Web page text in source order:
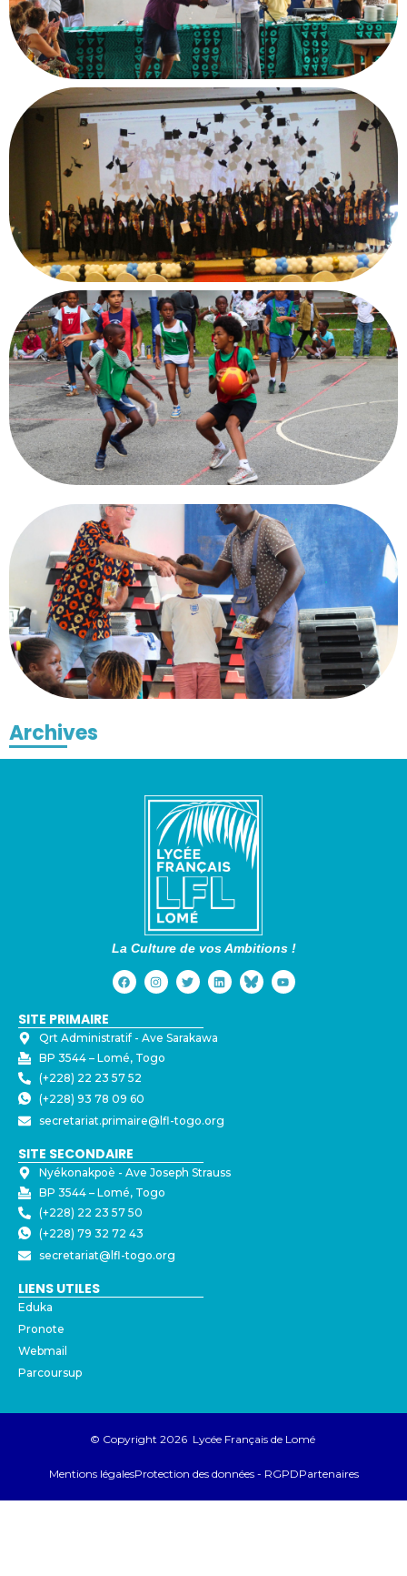
Archives
La Culture de vos Ambitions !
SITE PRIMAIRE
Qrt Administratif - ⁠Ave Sarakawa
BP 3544 – Lomé, Togo
(+228) 22 23 57 52
(+228) 93 78 09 60
secretariat.primaire@lfl-togo.org
SITE SECONDAIRE
Nyékonakpoè - ⁠Ave Joseph Strauss
BP 3544 – Lomé, Togo
(+228) 22 23 57 50
(+228) 79 32 72 43
secretariat@lfl-togo.org
LIENS UTILES
Eduka
Pronote
Webmail
Parcoursup
© Copyright 2026 Lycée Français de Lomé
Mentions légalesProtection des données - RGPDPartenaires